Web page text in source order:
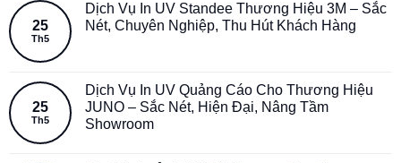
25
Th5
Dịch Vụ In UV Standee Thương Hiệu 3M – Sắc
Nét, Chuyên Nghiệp, Thu Hút Khách Hàng
25
Th5
Dịch Vụ In UV Quảng Cáo Cho Thương Hiệu
JUNO – Sắc Nét, Hiện Đại, Nâng Tầm
Showroom